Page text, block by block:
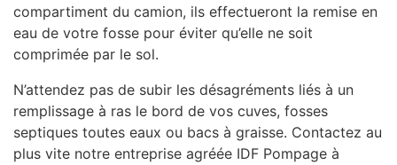
compartiment du camion, ils effectueront la remise en
eau de votre fosse pour éviter qu’elle ne soit
comprimée par le sol.
N’attendez pas de subir les désagréments liés à un
remplissage à ras le bord de vos cuves, fosses
septiques toutes eaux ou bacs à graisse. Contactez au
plus vite notre entreprise agréée IDF Pompage à